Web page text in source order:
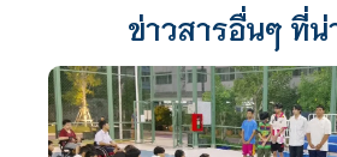
ข่าวสารอื่นๆ ที่น่